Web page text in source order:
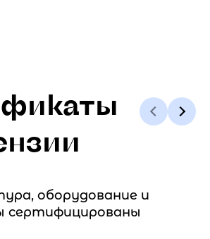
оборудование и
сертифицированы